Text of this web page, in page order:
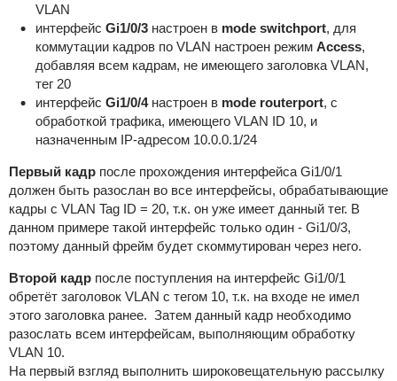
VLAN
интерфейс Gi1/0/3настроен в mode switchport, для
коммутации кадров по VLAN настроен режим Access,
добавляя всем кадрам, не имеющего заголовка VLAN,
тег 20
интерфейс Gi1/0/4настроен в mode routerport, с
обработкой трафика, имеющего VLAN ID 10, и
назначенным IP-адресом 10.0.0.1/24
Первый кадрпосле прохождения интерфейса Gi1/0/1
должен быть разослан во все интерфейсы, обрабатывающие
кадры с VLAN Tag ID = 20, т.к. он уже имеет данный тег. В
данном примере такой интерфейс только один - Gi1/0/3,
поэтому данный фрейм будет скоммутирован через него.
Второй кадрпосле поступления на интерфейс Gi1/0/1
обретёт заголовок VLAN с тегом 10, т.к. на входе не имел
этого заголовка ранее. Затем данный кадр необходимо
разослать всем интерфейсам, выполняющим обработку
VLAN 10.
На первый взгляд выполнить широковещательную рассылку